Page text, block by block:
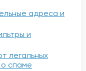
адреса и
и
легальных
спаме